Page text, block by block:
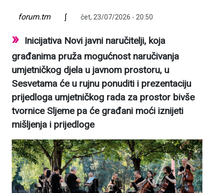
forum.tm ∫ čet, 23/07/2026 - 20:50
Inicijativa Novi javni naručitelji, koja
građanima pruža mogućnost naručivanja
umjetničkog djela u javnom prostoru, u
Sesvetama će u rujnu ponuditi i prezentaciju
prijedloga umjetničkog rada za prostor bivše
tvornice Sljeme pa će građani moći iznijeti
mišljenja i prijedloge